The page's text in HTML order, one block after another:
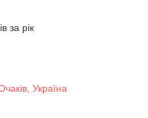
за рік
Україна